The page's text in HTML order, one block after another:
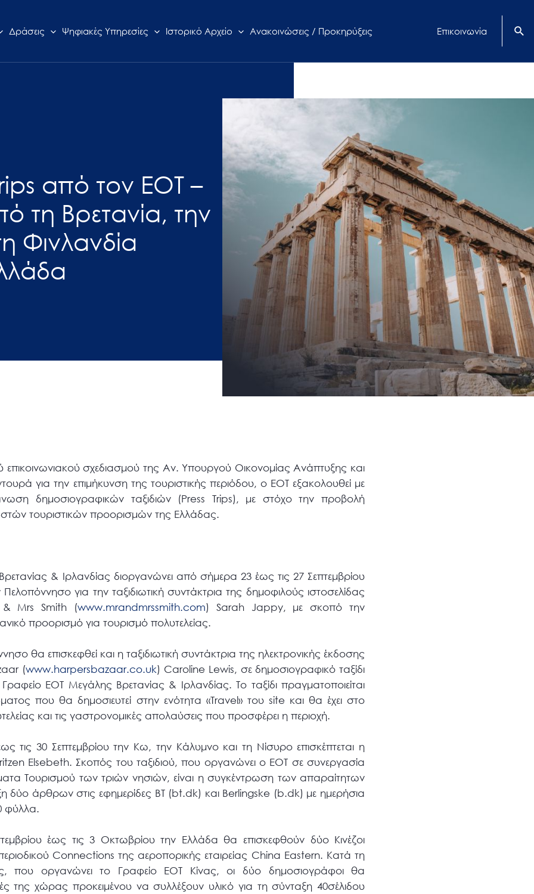
Δράσεις Ψηφιακές Υπηρεσίες Ιστορικό Αρχείο Ανακοινώσεις / Προκηρύξεις Επικοινωνία
από τον ΕΟΤ –
τη Βρετανία, την
Φινλανδία
επικοινωνιακού σχεδιασμού της Αν. Υπουργού Οικονομίας Ανάπτυξης και
για την επιμήκυνση της τουριστικής περιόδου, ο ΕΟΤ εξακολουθεί με
δημοσιογραφικών ταξιδιών (Press Trips), με στόχο την προβολή
τουριστικών προορισμών της Ελλάδας.
& Ιρλανδίας διοργανώνει από σήμερα 23 έως τις 27 Σεπτεμβρίου
για την ταξιδιωτική συντάκτρια της δημοφιλούς ιστοσελίδας
& Mrs Smith (www.mrandmrssmith.com) Sarah Jappy, με σκοπό την
προορισμό για τουρισμό πολυτελείας.
θα επισκεφθεί και η ταξιδιωτική συντάκτρια της ηλεκτρονικής έκδοσης
(www.harpersbazaar.co.uk) Caroline Lewis, σε δημοσιογραφικό ταξίδι
ΕΟΤ Μεγάλης Βρετανίας & Ιρλανδίας. Το ταξίδι πραγματοποιείται
που θα δημοσιευτεί στην ενότητα «Travel» του site και θα έχει στο
και τις γαστρονομικές απολαύσεις που προσφέρει η περιοχή.
30 Σεπτεμβρίου την Κω, την Κάλυμνο και τη Νίσυρο επισκέπτεται η
Elsebeth. Σκοπός του ταξιδιού, που οργανώνει ο ΕΟΤ σε συνεργασία
Τουρισμού των τριών νησιών, είναι η συγκέντρωση των απαραίτητων
δύο άρθρων στις εφημερίδες BT (bt.dk) και Berlingske (b.dk) με ημερήσια
φύλλα.
έως τις 3 Οκτωβρίου την Ελλάδα θα επισκεφθούν δύο Κινέζοι
Connections της αεροπορικής εταιρείας China Eastern. Κατά τη
που οργανώνει το Γραφείο ΕΟΤ Κίνας, οι δύο δημοσιογράφοι θα
της χώρας προκειμένου να συλλέξουν υλικό για τη σύνταξη 40σέλιδου